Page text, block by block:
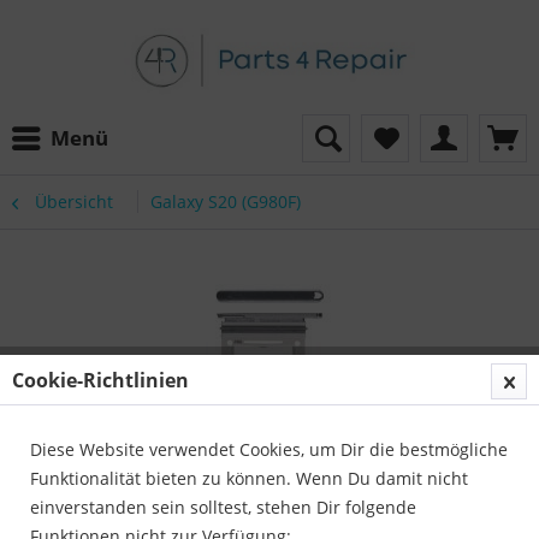
Menü
Übersicht Galaxy S20 (G980F)
Cookie-Richtlinien
Diese Website verwendet Cookies, um Dir die bestmögliche
Funktionalität bieten zu können. Wenn Du damit nicht
einverstanden sein solltest, stehen Dir folgende